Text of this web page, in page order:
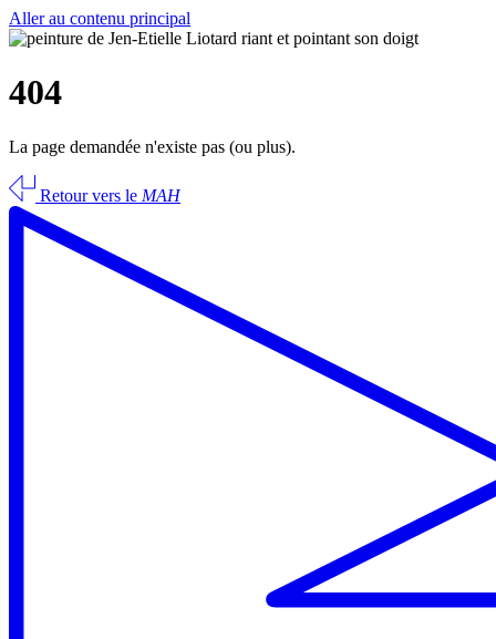
Aller au contenu principal
404
La page demandée n'existe pas (ou plus).
Retour vers le MAH